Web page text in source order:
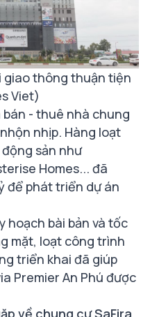
giao thông thuận tiện
Viet)
bán - thuê nhà chung
nhịp. Hàng loạt
sản như
Homes... đã
để phát triển dự án
hoạch bài bản và tốc
mặt, loạt công trình
triển khai đã giúp
Premier An Phú được
về chung cư SaFira